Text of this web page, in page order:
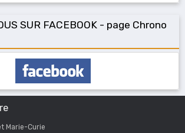
SUR FACEBOOK - page Chrono
Marie-Curie